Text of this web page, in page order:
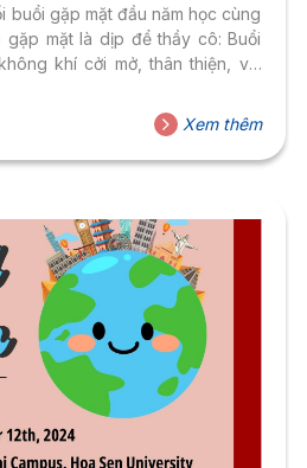
buổi gặp mặt đầu năm học cùng
gặp mặt là dịp để thầy cô: Buổi
khí cởi mở, thân thiện, với
cho một năm học mới đầy
của cả thầy và trò! Chúc toàn
Xem thêm